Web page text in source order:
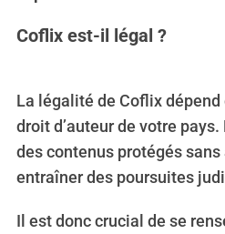
Coflix est-il légal ?
La légalité de Coflix
droit d’auteur de votre
des contenus protégés
entraîner des poursuites
Il est donc crucial de se